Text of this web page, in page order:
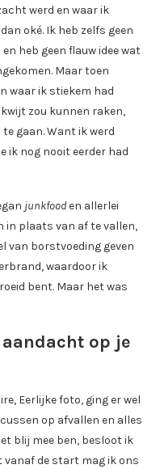
werd en waar ik
oké. Ik heb zelfs geen
heb geen flauw idee wat
Maar toen
waar ik stiekem had
zou kunnen raken,
gaan. Want ik werd
ik nog nooit eerder had
junkfooden allerlei
in plaats van af te vallen,
van borstvoeding geven
waardoor ik
bent. Maar het was
op je
Eerlijke foto, ging er wel
op afvallen en alles
blij mee ben, besloot ik
vanaf de start mag ik ons